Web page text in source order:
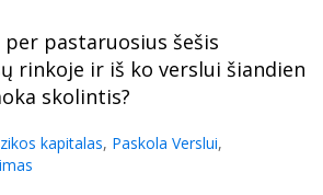
pastaruosius šešis
rinkoje ir iš ko verslui šiandien
skolintis?
kapitalas, Paskola Verslui,